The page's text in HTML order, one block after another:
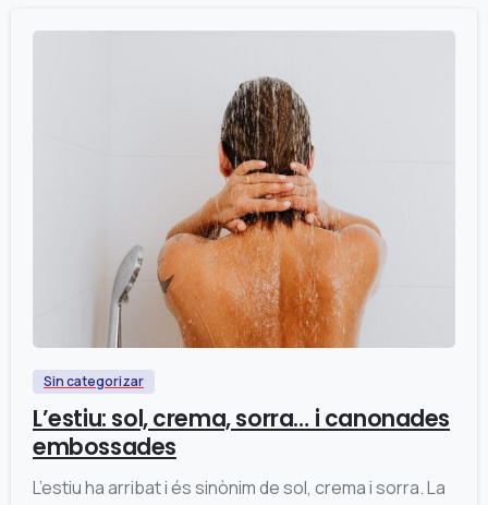
Sin categorizar
L’estiu: sol, crema, sorra… i canonades
embossades
L’estiu ha arribat i és sinònim de sol, crema i sorra. La